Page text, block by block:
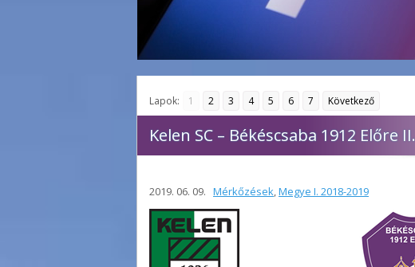
Lapok: 1 2 3 4 5 6 7 Következő
Kelen SC – Békéscsaba 1912 Előre II.
2019. 06. 09. Mérkőzések,Megye I. 2018-2019